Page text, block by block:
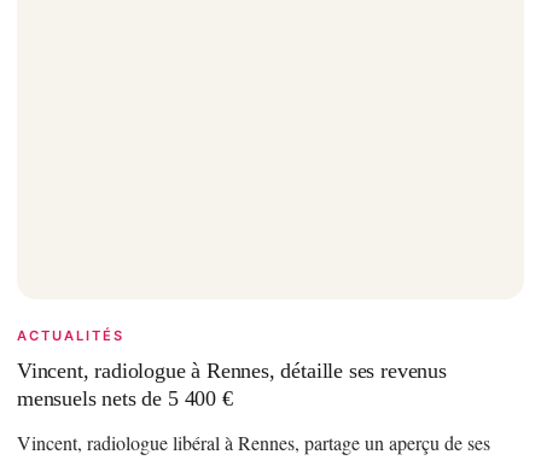
ACTUALITÉS
Vincent, radiologue à Rennes, détaille ses revenus
mensuels nets de 5 400 €
Vincent, radiologue libéral à Rennes, partage un aperçu de ses